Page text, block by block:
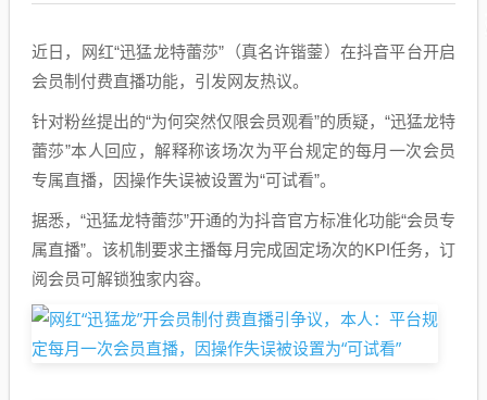
近日，网红“迅猛龙特蕾莎”（真名许锴蓥）在抖音平台开启
会员制付费直播功能，引发网友热议。
针对粉丝提出的“为何突然仅限会员观看”的质疑，“迅猛龙特
蕾莎”本人回应，解释称该场次为平台规定的每月一次会员
专属直播，因操作失误被设置为“可试看”。
据悉，“迅猛龙特蕾莎”开通的为抖音官方标准化功能“会员专
属直播”。该机制要求主播每月完成固定场次的KPI任务，订
阅会员可解锁独家内容。